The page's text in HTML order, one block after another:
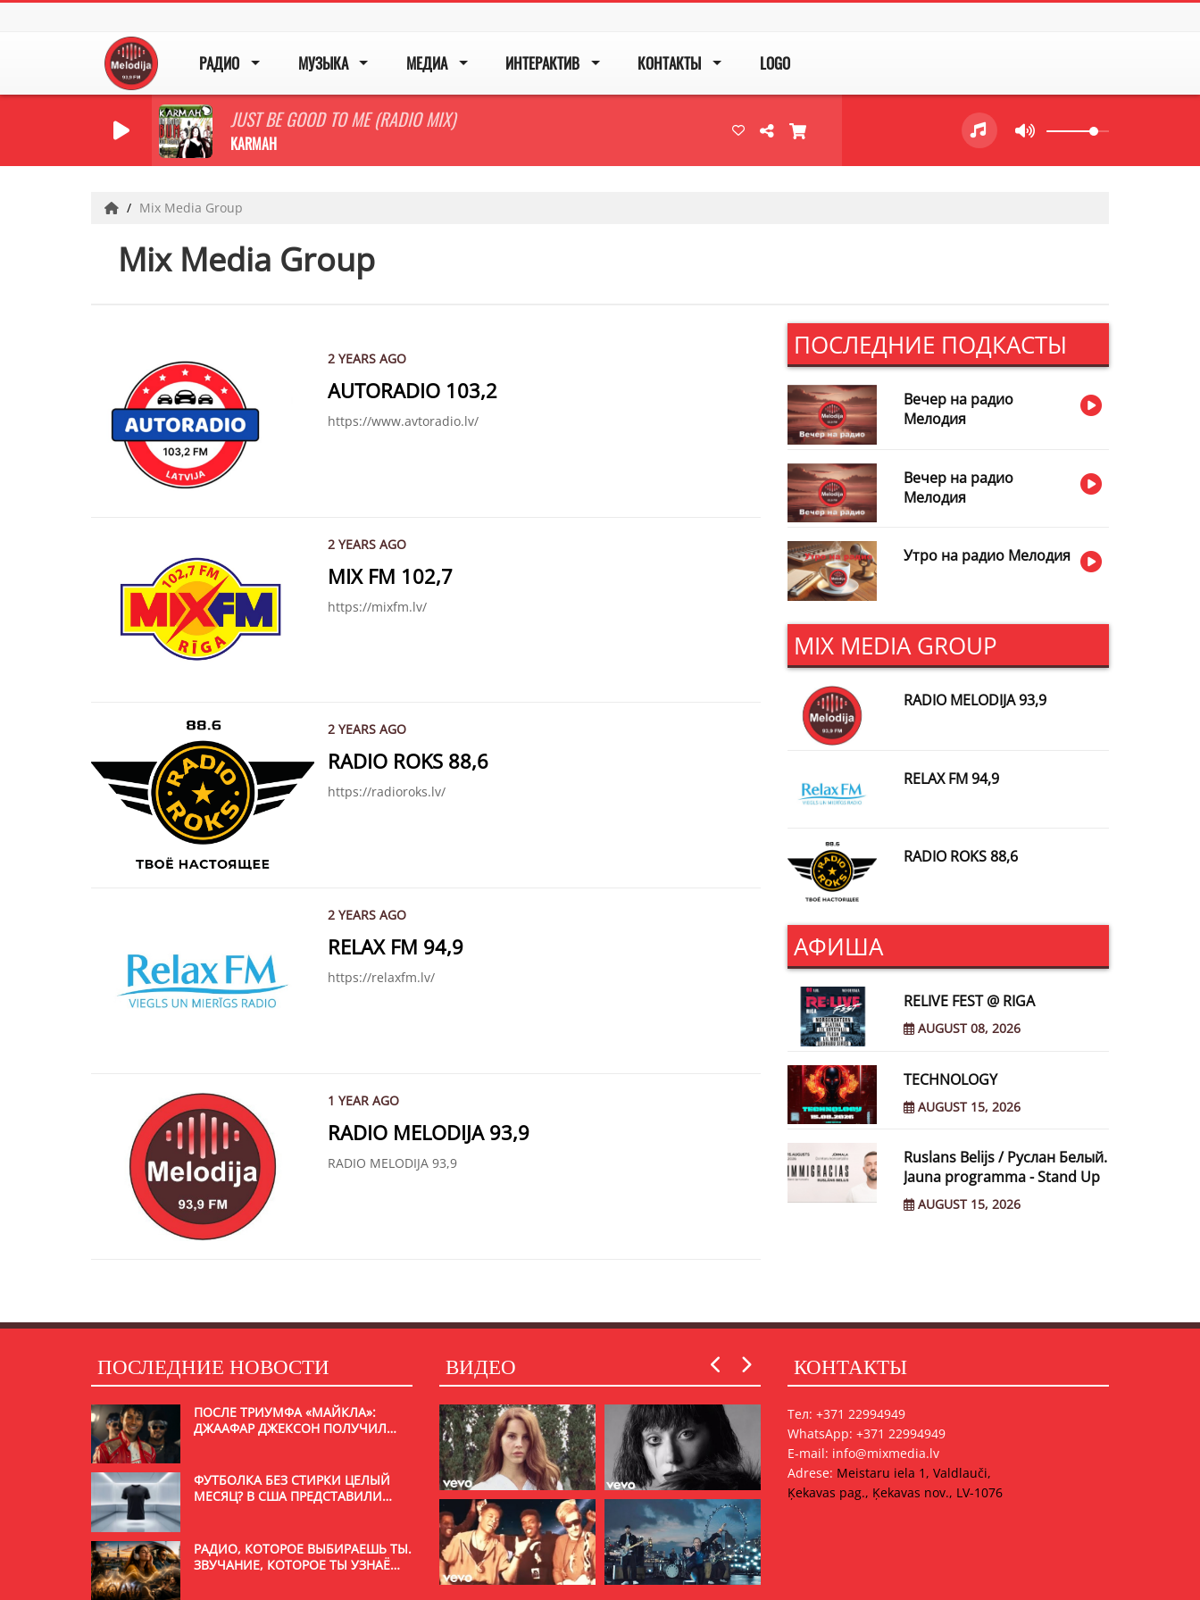
РАДИО МУЗЫКА МЕДИА ИНТЕРАКТИВ КОНТАКТЫ LOGO
JUST BE GOOD TO ME (RADIO MIX)
KARMAH
Mix Media Group
Mix Media Group
2 YEARS AGO
AUTORADIO 103,2
https://www.avtoradio.lv/
2 YEARS AGO
MIX FM 102,7
https://mixfm.lv/
2 YEARS AGO
RADIO ROKS 88,6
https://radioroks.lv/
2 YEARS AGO
RELAX FM 94,9
https://relaxfm.lv/
1 YEAR AGO
RADIO MELODIJA 93,9
RADIO MELODIJA 93,9
ПОСЛЕДНИЕ ПОДКАСТЫ
Вечер на радио
Мелодия
Вечер на радио
Мелодия
Утро на радио Мелодия
MIX MEDIA GROUP
RADIO MELODIJA 93,9
RELAX FM 94,9
RADIO ROKS 88,6
АФИША
RELIVE FEST @ RIGA
AUGUST 08, 2026
TECHNOLOGY
AUGUST 15, 2026
Ruslans Belijs / Руслан Белый.
Jauna programma - Stand Up
AUGUST 15, 2026
ПОСЛЕДНИЕ НОВОСТИ
ПОСЛЕ ТРИУМФА «МАЙКЛА»:
ДЖААФАР ДЖЕКСОН ПОЛУЧИЛ
ФУТБОЛКА БЕЗ СТИРКИ ЦЕЛЫЙ
МЕСЯЦ? В США ПРЕДСТАВИЛИ
РАДИО, КОТОРОЕ ВЫБИРАЕШЬ ТЫ.
ЗВУЧАНИЕ, КОТОРОЕ ТЫ УЗНАЁШЬ
ВИДЕО КОНТАКТЫ
Тел: +371 22994949
WhatsApp: +371 22994949
E-mail: info@mixmedia.lv
Adrese: Meistaru iela 1, Valdlauči,
Ķekavas pag., Ķekavas nov., LV-1076